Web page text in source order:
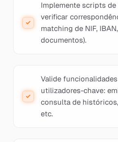
Implemente scripts de
verificar
matching de NIF,
documentos).
Valide
utilizadores-chave:
consulta de
etc.